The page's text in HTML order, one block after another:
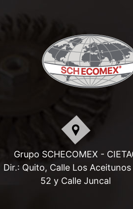
Grupo SCHECOMEX -
Dir.: Quito, Calle Los
52 y Calle Juncal